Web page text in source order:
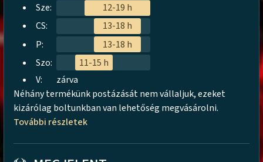
Sze:
12-19 h
CS:
13-18 h
P:
13-18 h
Szo:
11-15 h
V:
zárva
Néhány termékünk postázását nem vállaljuk, ezeket
kizárólag boltunkban van lehetőség megvásárolni.
További részletek